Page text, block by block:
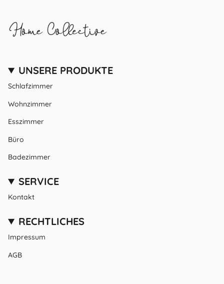
UNSERE PRODUKTE
Schlafzimmer
Wohnzimmer
Esszimmer
Büro
Badezimmer
SERVICE
Kontakt
RECHTLICHES
Impressum
AGB